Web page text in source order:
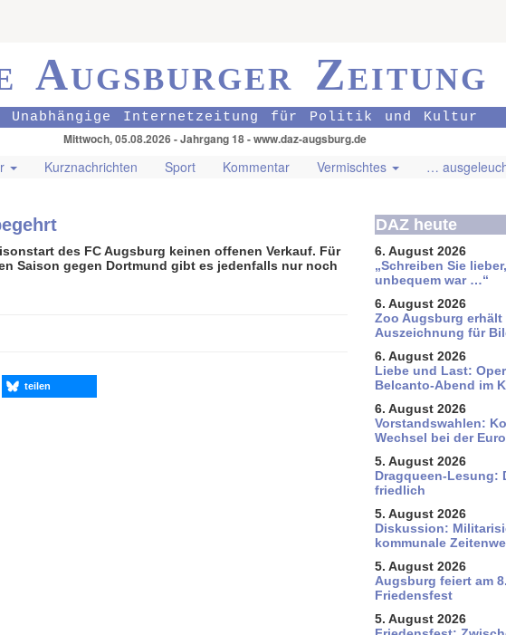
Augsburger Zeitung
Unabhängige Internetzeitung für Politik und Kultur
Mittwoch, 05.08.2026 - Jahrgang 18 - www.daz-augsburg.de
Kurznachrichten Sport Kommentar Vermischtes …
des FC Augsburg keinen offenen Verkauf. Für
Saison gegen Dortmund gibt es jedenfalls nur noch
teilen
DAZ heute
6. August 2026
„Schreiben Sie
unbequem war …“
6. August 2026
Zoo Augsburg erhält
Auszeichnung für
6. August 2026
Liebe und Last:
Belcanto-Abend im
6. August 2026
Vorstandswahlen:
Wechsel bei der
5. August 2026
Dragqueen-Lesung:
friedlich
5. August 2026
Diskussion:
kommunale
5. August 2026
Augsburg feiert am
Friedensfest
5. August 2026